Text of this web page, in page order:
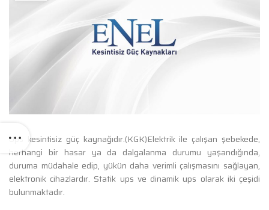
Ups kesintisiz güç kaynağıdır.(KGK)Elektrik ile çalışan şebekede,
herhangi bir hasar ya da dalgalanma durumu yaşandığında,
duruma müdahale edip, yükün daha verimli çalışmasını sağlayan,
elektronik cihazlardır. Statik ups ve dinamik ups olarak iki çeşidi
bulunmaktadır.